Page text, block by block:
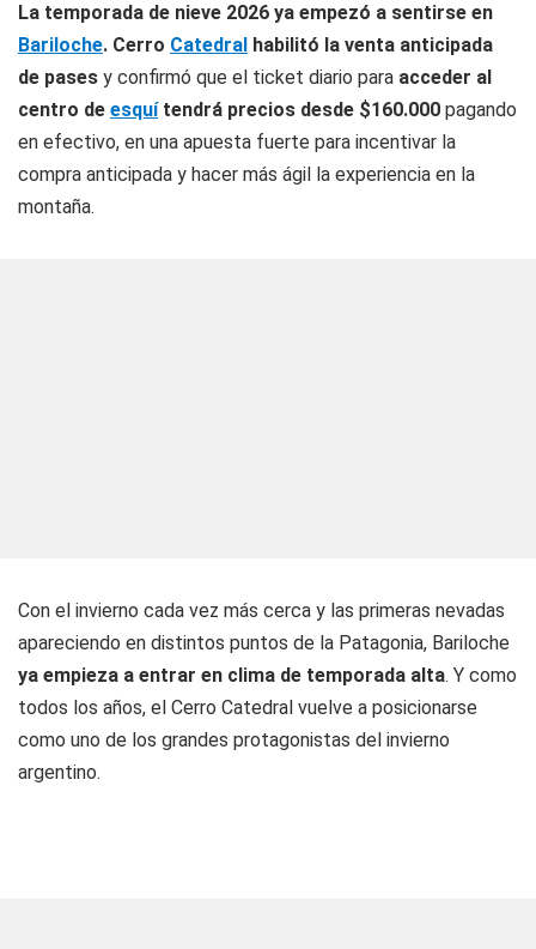
La temporada de nieve 2026 ya empezó a sentirse en
Bariloche. Cerro Catedral habilitó la venta anticipada
de pases y confirmó que el ticket diario para acceder al
centro de esquítendrá precios desde $160.000 pagando
en efectivo, en una apuesta fuerte para incentivar la
compra anticipada y hacer más ágil la experiencia en la
montaña.
Con el invierno cada vez más cerca y las primeras nevadas
apareciendo en distintos puntos de la Patagonia, Bariloche
ya empieza a entrar en clima de temporada alta. Y como
todos los años, el Cerro Catedral vuelve a posicionarse
como uno de los grandes protagonistas del invierno
argentino.